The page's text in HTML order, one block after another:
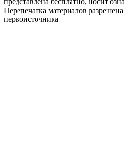
представлена бесплатно, носит
Перепечатка материалов разрешена
первоисточника